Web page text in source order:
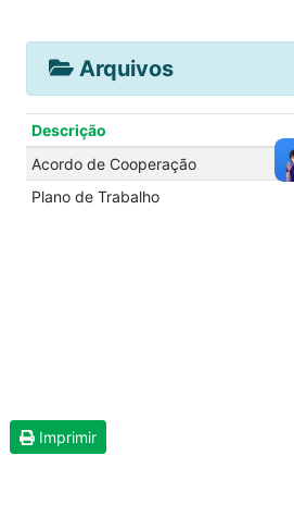
Arquivos
Descrição
Acordo de Cooperação
Plano de Trabalho
Imprimir